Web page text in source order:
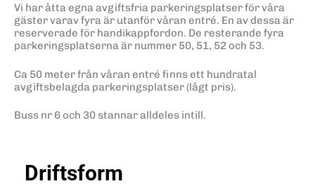
Vi har åtta egna avgiftsfria parkeringsplatser för våra
gäster varav fyra är utanför våran entré. En av dessa är
reserverade för handikappfordon. De resterande fyra
parkeringsplatserna är nummer 50, 51, 52 och 53.
Ca 50 meter från våran entré finns ett hundratal
avgiftsbelagda parkeringsplatser (lågt pris).
Buss nr 6 och 30 stannar alldeles intill.
Driftsform